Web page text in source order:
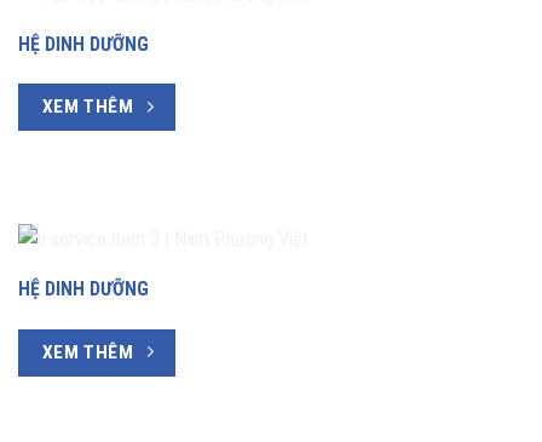
HỆ DINH DƯỠNG
XEM THÊM
HỆ DINH DƯỠNG
XEM THÊM